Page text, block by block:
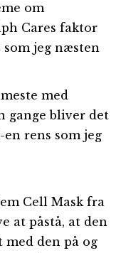
om
Cares faktor
jeg næsten
med
gange bliver det
rens som jeg
Cell Mask fra
at påstå, at den
med den på og